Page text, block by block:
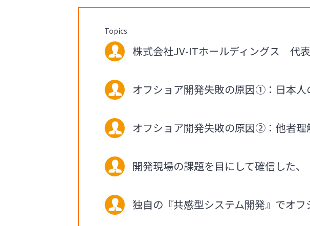
Topics
株式会社JV-ITホールディングス 代
オフショア開発失敗の原因①：日本人
オフショア開発失敗の原因②：他者理
開発現場の課題を目にして確信した
独自の『共感型システム開発』でオフ